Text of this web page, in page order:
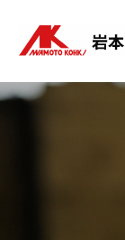
ツ
シ